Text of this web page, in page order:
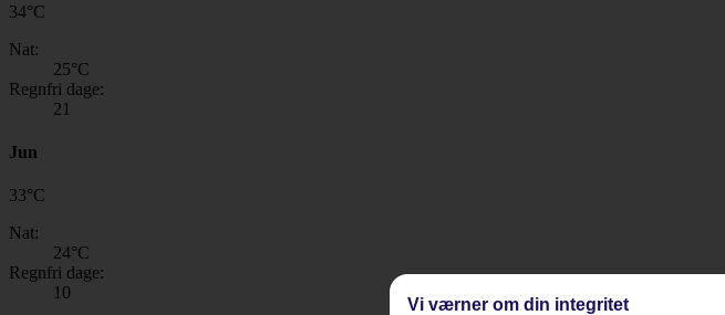
34°C
Nat:
25°C
Regnfri dage:
21
Jun
33°C
Nat:
24°C
Regnfri dage:
10
Vi værner om din integritet